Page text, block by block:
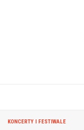
KONCERTY I FESTIWALE